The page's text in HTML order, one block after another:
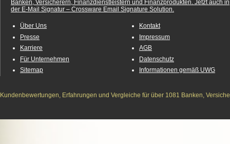
Banken, Versicherern, Finanzdienstleistern und Finanzprodukten. Jetzt auch in
der E-Mail Signatur – Crossware Email Signature Solution.
Über Uns
Presse
Karriere
Für Unternehmen
Sitemap
Kontakt
Impressum
AGB
Datenschutz
Informationen gemäß UWG
Kundenbewertungen, Erfahrungen und Vergleiche für über 1081 Banken,